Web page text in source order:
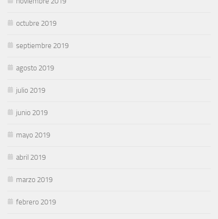
octubre 2019
septiembre 2019
agosto 2019
julio 2019
junio 2019
mayo 2019
abril 2019
marzo 2019
febrero 2019